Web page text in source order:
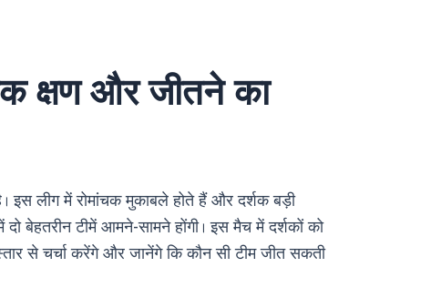
क्षण और जीतने का
इस लीग में रोमांचक मुकाबले होते हैं और दर्शक बड़ी
बेहतरीन टीमें आमने-सामने होंगी। इस मैच में दर्शकों को
से चर्चा करेंगे और जानेंगे कि कौन सी टीम जीत सकती